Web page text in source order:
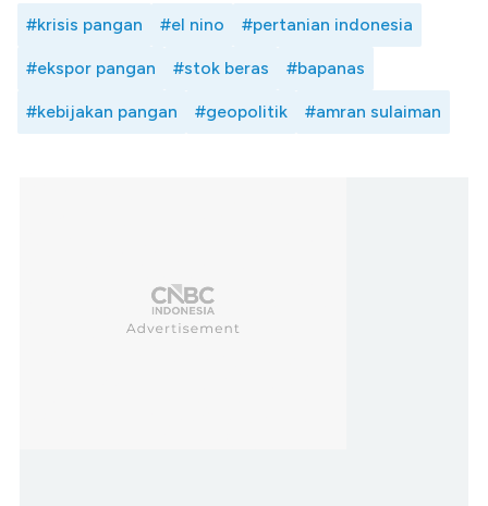
#krisis pangan #el nino #pertanian indonesia
#ekspor pangan #stok beras #bapanas
#kebijakan pangan #geopolitik #amran sulaiman